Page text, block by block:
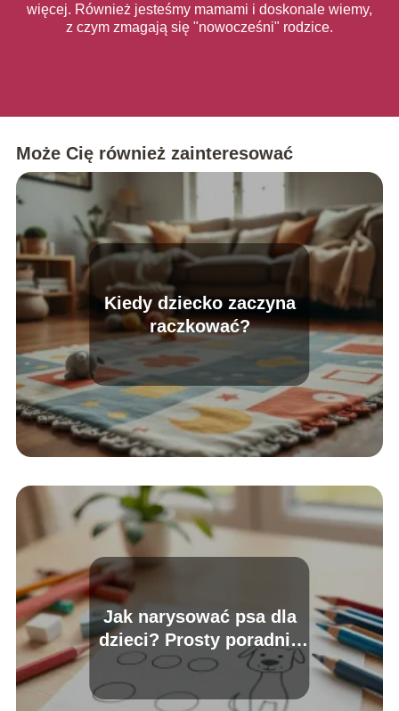
więcej. Również jesteśmy mamami i doskonale wiemy,
z czym zmagają się "nowocześni" rodzice.
Może Cię również zainteresować
Kiedy dziecko zaczyna
raczkować?
Jak narysować psa dla
dzieci? Prosty poradnik
krok po kroku